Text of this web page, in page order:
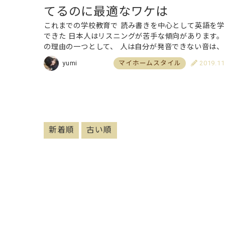
てるのに最適なワケは
これまでの学校教育で 読み書きを中心として英語を
できた 日本人はリスニングが苦手な傾向があります
の理由の一つとして、 人は自分が発音できない音は、
しく聞き取ることができない ということが挙げられま
す。 そんな中、「英語耳」とい…
yumi マイホームスタイル
新着順 古い順